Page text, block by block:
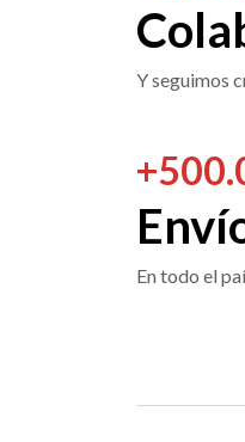
Y seguimos
+
En todo el